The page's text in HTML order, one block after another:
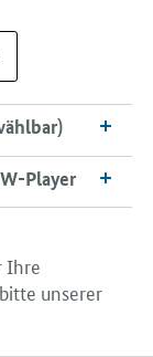
dabei einig,
Die
durch
auch für
Player
Ihre
unserer